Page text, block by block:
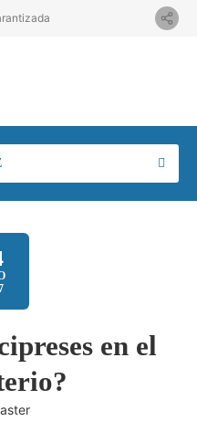
en el